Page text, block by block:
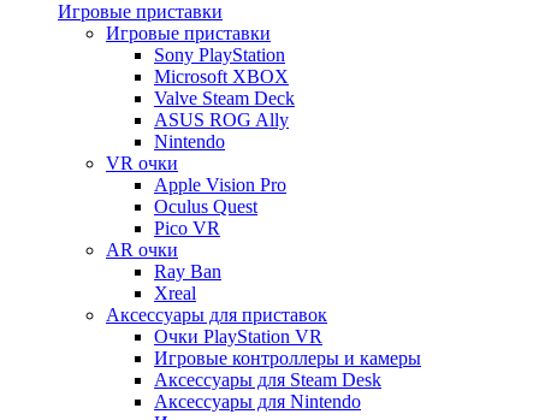
Игровые приставки
Игровые приставки
Sony PlayStation
Microsoft XBOX
Valve Steam Deck
ASUS ROG Ally
Nintendo
VR очки
Apple Vision Pro
Oculus Quest
Pico VR
AR очки
Ray Ban
Xreal
Аксессуары для приставок
Очки PlayStation VR
Игровые контроллеры и камеры
Аксессуары для Steam Desk
Аксессуары для Nintendo